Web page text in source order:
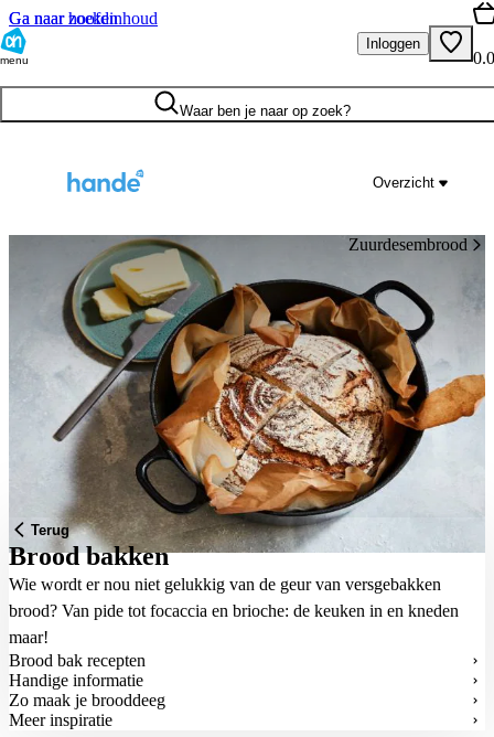
Ga naar hoofdinhoud
Ga naar zoeken
menu
Inloggen
Waar ben je naar op zoek?
Overzicht
Zuurdesembrood
Terug
Brood bakken
Wie wordt er nou niet gelukkig van de geur van versgebakken
brood? Van pide tot focaccia en brioche: de keuken in en kneden
maar!
Brood bak recepten
Handige informatie
Zo maak je brooddeeg
Meer inspiratie